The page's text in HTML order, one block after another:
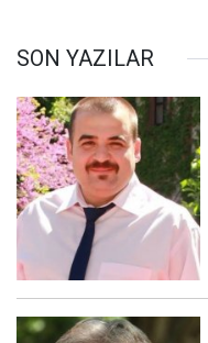
SON YAZILAR